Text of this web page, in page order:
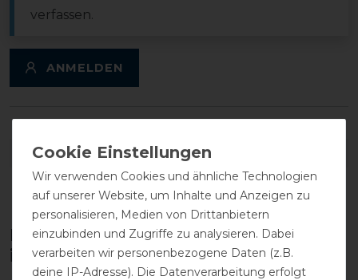
verfassen.
ANMELDEN
DETAILS ZUR PRODUKTSICHERHEIT
Diese Produkte könnten dich auch
interessieren
Wir verwenden Cookies und ähnliche Technologien
auf unserer Website, um Inhalte und Anzeigen zu
personalisieren, Medien von Drittanbietern
einzubinden und Zugriffe zu analysieren. Dabei
verarbeiten wir personenbezogene Daten (z.B.
deine IP-Adresse). Die Datenverarbeitung erfolgt